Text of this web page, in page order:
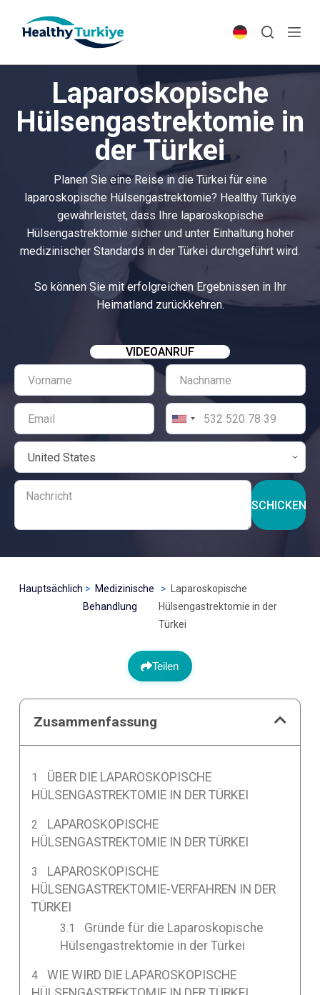
p
Laparoskopische
Hülsengastrektomie in
der Türkei
Planen Sie eine Reise in die Türkei für eine
laparoskopische Hülsengastrektomie? Healthy Türkiye
gewährleistet, dass Ihre laparoskopische
Hülsengastrektomie sicher und unter Einhaltung hoher
medizinischer Standards in der Türkei durchgeführt wird.
So können Sie mit erfolgreichen Ergebnissen in Ihr
Heimatland zurückkehren.
VIDEOANRUF
SCHICKEN
Hauptsächlich
Medizinische
Behandlung
Laparoskopische
Hülsengastrektomie in der
Türkei
Teilen
Zusammenfassung
ÜBER DIE LAPAROSKOPISCHE
HÜLSENGASTREKTOMIE IN DER TÜRKEI
LAPAROSKOPISCHE
HÜLSENGASTREKTOMIE IN DER TÜRKEI
LAPAROSKOPISCHE
HÜLSENGASTREKTOMIE-VERFAHREN IN DER
TÜRKEI
Gründe für die Laparoskopische
Hülsengastrektomie in der Türkei
WIE WIRD DIE LAPAROSKOPISCHE